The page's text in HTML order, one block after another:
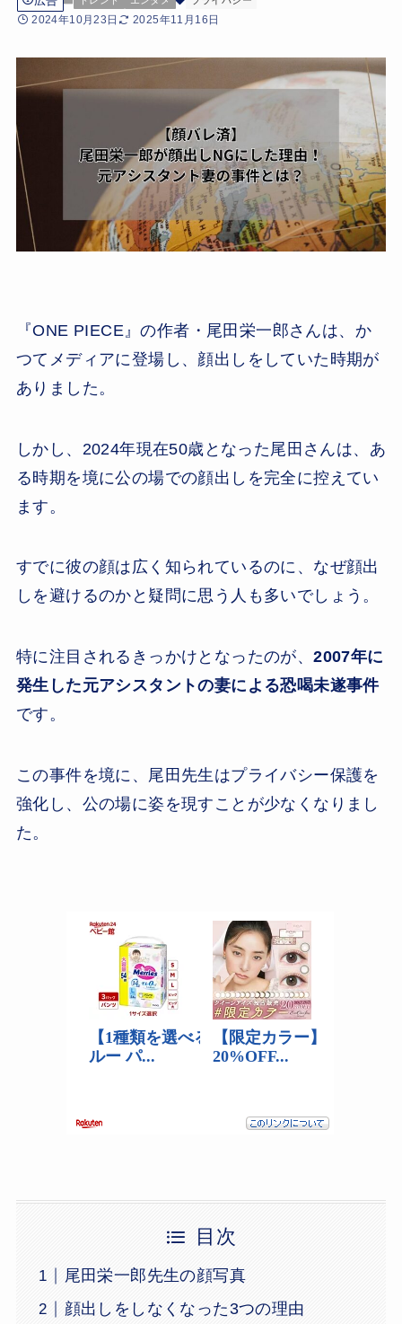
2024年10月23日 2025年11月16日
『ONE PIECE』の作者・尾田栄一郎さんは、か
つてメディアに登場し、顔出しをしていた時期が
ありました。
しかし、2024年現在50歳となった尾田さんは、あ
る時期を境に公の場での顔出しを完全に控えてい
ます。
すでに彼の顔は広く知られているのに、なぜ顔出
しを避けるのかと疑問に思う人も多いでしょう。
特に注目されるきっかけとなったのが、2007年に
発生した元アシスタントの妻による恐喝未遂事件
です。
この事件を境に、尾田先生はプライバシー保護を
強化し、公の場に姿を現すことが少なくなりまし
た。
目次
尾田栄一郎先生の顔写真
顔出しをしなくなった3つの理由